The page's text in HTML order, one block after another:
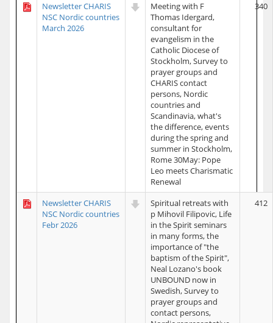
Newsletter CHARIS
NSC Nordic countries
March 2026
Meeting with F
Thomas Idergard,
consultant for
evangelism in the
Catholic Diocese of
Stockholm, Survey to
prayer groups and
CHARIS contact
persons, Nordic
countries and
Scandinavia, what's
the difference, events
during the spring and
summer in Stockholm,
Rome 30May: Pope
Leo meets Charismatic
Renewal
340
Newsletter CHARIS
NSC Nordic countries
Febr 2026
Spiritual retreats with
p Mihovil Filipovic, Life
in the Spirit seminars
in many forms, the
importance of "the
baptism of the Spirit",
Neal Lozano's book
UNBOUND now in
Swedish, Survey to
prayer groups and
contact persons,
412